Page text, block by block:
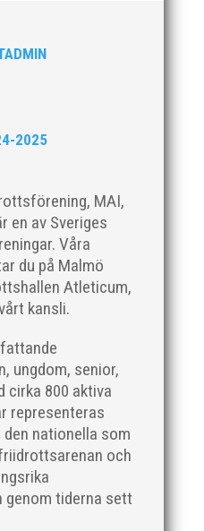
2025
MAI,
en av Sveriges
Våra
du på Malmö
Atleticum,
kansli.
ungdom, senior,
cirka 800 aktiva
representeras
nationella som
och
tiderna sett
friidrottsskola
vecka är fylld av
Självklart ingår t-shirt,
i avgiften. v.25 (17-
(1-5 juli) Efter att ha...
sig till årsmötet som
på Erics Bar &
första
sprint Lördagen den 23
på häck och sprint.
samt aktiva födda
som är ett år yngre eller